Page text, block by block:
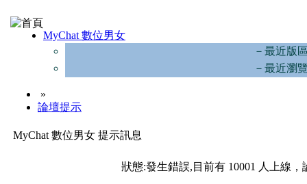
MyChat 數位男女
－最近版
－最近瀏
»
論壇提示
MyChat 數位男女 提示訊息
狀態:發生錯誤,目前有 10001 人上線